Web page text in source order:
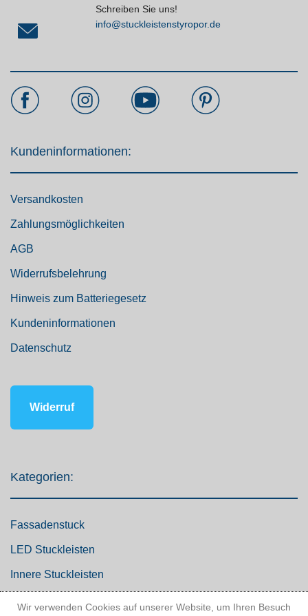
Schreiben Sie uns!
info@stuckleistenstyropor.de
Kundeninformationen:
Versandkosten
Zahlungsmöglichkeiten
AGB
Widerrufsbelehrung
Hinweis zum Batteriegesetz
Kundeninformationen
Datenschutz
Widerruf
Kategorien:
Fassadenstuck
LED Stuckleisten
Innere Stuckleisten
Wir verwenden Cookies auf unserer Website, um Ihren Besuch